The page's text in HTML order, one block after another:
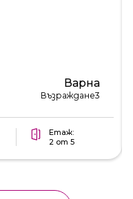
Варна
Възраждане3
Етаж:
2 от 5